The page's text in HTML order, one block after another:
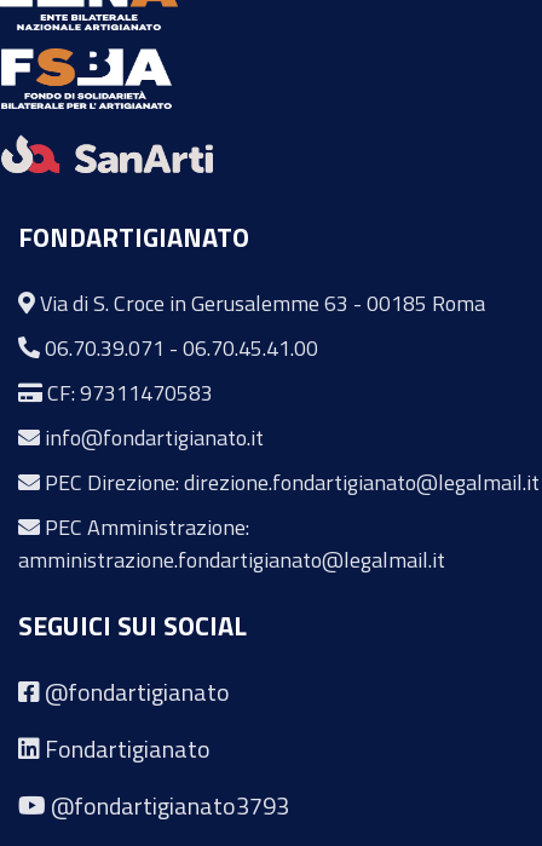
FONDARTIGIANATO
Via di S. Croce in Gerusalemme 63 - 00185 Roma
06.70.39.071 -06.70.45.41.00
CF: 97311470583
info@fondartigianato.it
PEC Direzione: direzione.fondartigianato@legalmail.it
PEC Amministrazione:
amministrazione.fondartigianato@legalmail.it
SEGUICI SUI SOCIAL
@fondartigianato
Fondartigianato
@fondartigianato3793